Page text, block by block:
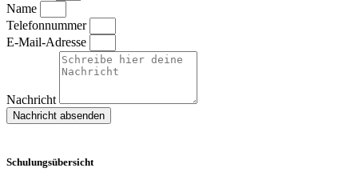
Name
Telefonnummer
E-Mail-Adresse
Nachricht
Nachricht absenden
Schulungsübersicht